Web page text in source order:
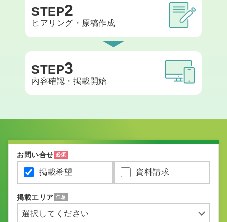
STEP2
ヒアリング・原稿作成
STEP3
内容確認・掲載開始
お問い合せ 必須
掲載希望 資料請求
掲載エリア 任意